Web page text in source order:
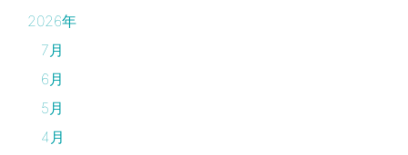
2026年
7月
6月
5月
4月